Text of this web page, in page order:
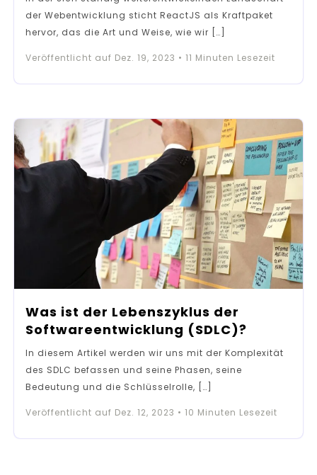
der Webentwicklung sticht ReactJS als Kraftpaket
hervor, das die Art und Weise, wie wir […]
Veröffentlicht auf Dez. 19, 2023 • 11 Minuten Lesezeit
Was ist der Lebenszyklus der
Softwareentwicklung (SDLC)?
In diesem Artikel werden wir uns mit der Komplexität
des SDLC befassen und seine Phasen, seine
Bedeutung und die Schlüsselrolle, […]
Veröffentlicht auf Dez. 12, 2023 • 10 Minuten Lesezeit